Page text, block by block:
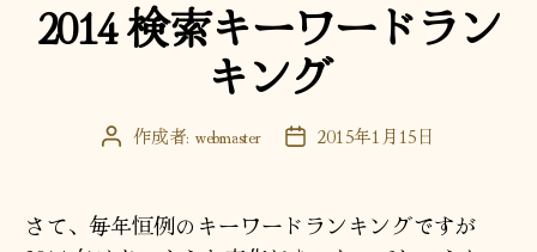
2014 検索キーワードラン
キング
投 作成者: webmaster
投 2015年1月15日
さて、毎年恒例のキーワードランキングですが